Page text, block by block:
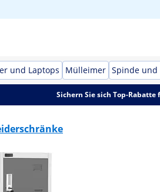
und Laptops Mülleimer Spinde
Sichern Sie sich Top-